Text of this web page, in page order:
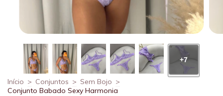
+7
Início > Conjuntos > Sem Bojo >
Conjunto Babado Sexy Harmonia